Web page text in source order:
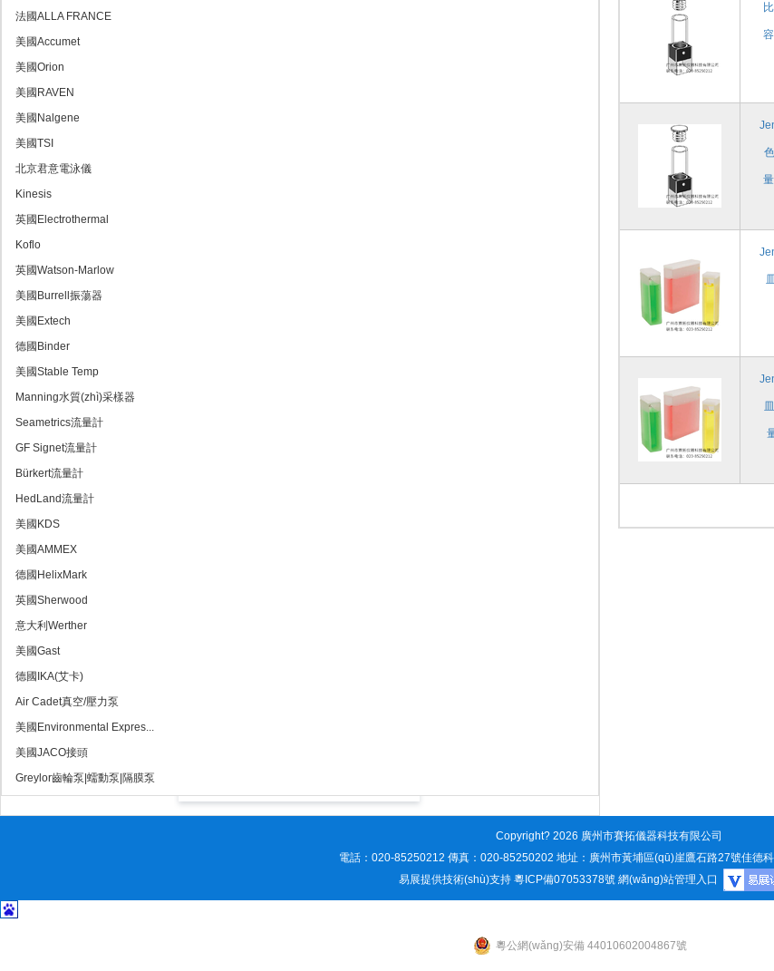
法國ALLA FRANCE
美國Accumet
美國Orion
美國RAVEN
美國Nalgene
美國TSI
北京君意電泳儀
Kinesis
英國Electrothermal
Koflo
英國Watson-Marlow
美國Burrell振蕩器
美國Extech
德國Binder
美國Stable Temp
Manning水質(zhì)采樣器
Seametrics流量計
GF Signet流量計
Bürkert流量計
HedLand流量計
美國KDS
美國AMMEX
德國HelixMark
英國Sherwood
意大利Werther
美國Gast
德國IKA(艾卡)
Air Cadet真空/壓力泵
美國Environmental Expres...
美國JACO接頭
Greylor齒輪泵|蠕動泵|隔膜泵
Copyright? 2026 廣州市賽拓儀器科技有限公司
電話：020-85250212 傳真：020-85250202 地址：廣州市黃埔區(qū)崖鷹石路27號佳德
易展提供技術(shù)支持 粵ICP備07053378號 網(wǎng)站管理入口
粵公網(wǎng)安備 44010602004867號